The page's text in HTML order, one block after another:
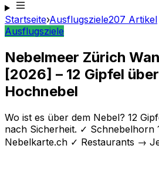
Startseite›Ausflugsziele207 Artikel
Ausflugsziele
Nebelmeer Zürich
[2026] – 12 Gipfel
Hochnebel
Wo ist es über dem Nebel? 12
nach Sicherheit. ✓ Schnebelhorn
Nebelkarte.ch ✓ Restaurants →